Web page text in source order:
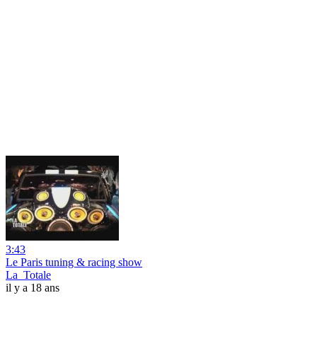
3:43
Le Paris tuning & racing show
La_Totale
il y a 18 ans